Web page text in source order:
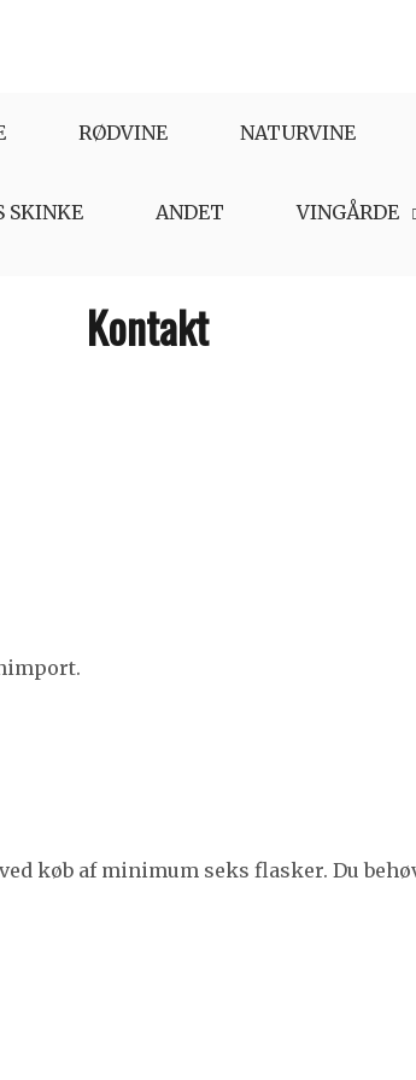
RØDVINE NATURVINE
SKINKE ANDET VINGÅRDE
Kontakt
køb af minimum seks flasker. Du